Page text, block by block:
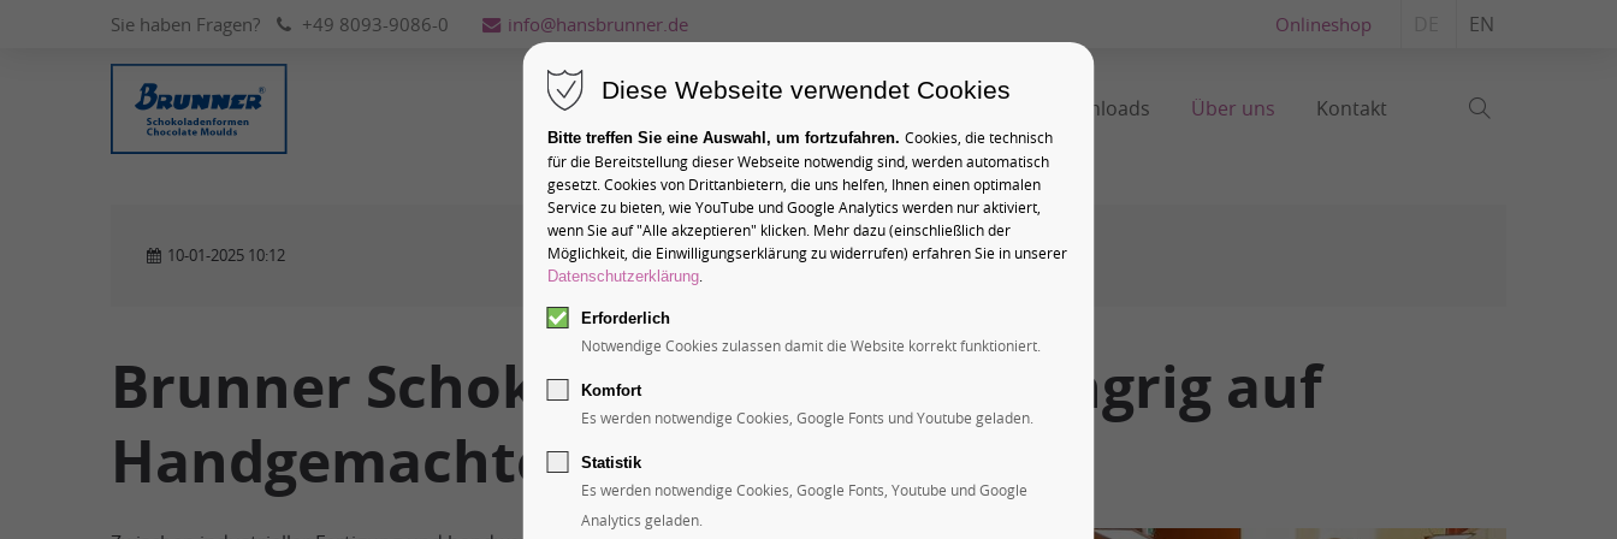
EN
Sie haben Fragen? +49 8093-9086-0 info@hansbrunner.de Onlineshop
Downloads Über uns Kontakt
10-01-2025 10:12
Brunner Schokoladenformen: Hungrig auf
Handgemachtes
Diese Webseite verwendet Cookies
Bitte treffen Sie eine Auswahl, um fortzufahren. Cookies, die technisch
für die Bereitstellung dieser Webseite notwendig sind, werden automatisch
gesetzt. Cookies von Drittanbietern, die uns helfen, Ihnen einen optimalen
Service zu bieten, wie YouTube und Google Analytics werden nur aktiviert,
wenn Sie auf "Alle akzeptieren" klicken. Mehr dazu (einschließlich der
Möglichkeit, die Einwilligungserklärung zu widerrufen) erfahren Sie in unserer
Datenschutzerklärung.
Erforderlich
Notwendige Cookies zulassen damit die Website korrekt funktioniert.
Komfort
Es werden notwendige Cookies, Google Fonts und Youtube geladen.
Statistik
Es werden notwendige Cookies, Google Fonts, Youtube und Google
Analytics geladen.